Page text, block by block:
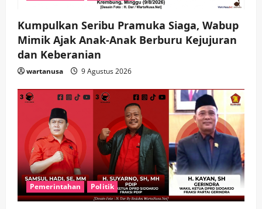
o
n
Kumpulkan Seribu Pramuka Siaga, Wabup
Mimik Ajak Anak-Anak Berburu Kejujuran
dan Keberanian
wartanusa 9 Agustus 2026
Pemerintahan Politik